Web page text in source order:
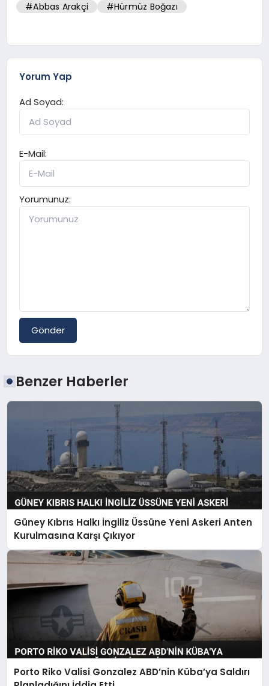
#Abbas Arakçi #Hürmüz Boğazı
Yorum Yap
Ad Soyad:
E-Mail:
Yorumunuz:
Gönder
Benzer Haberler
Güney Kıbrıs Halkı İngiliz Üssüne Yeni Askeri Anten
Kurulmasına Karşı Çıkıyor
Porto Riko Valisi Gonzalez ABD’nin Küba’ya Saldırı